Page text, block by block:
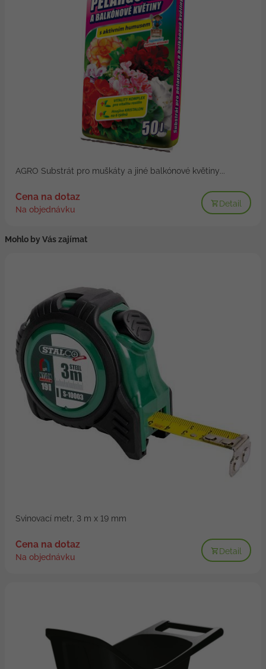
AGRO Substrát pro muškáty a jiné balkónové květiny...
Cena na dotaz
Na objednávku
Detail
Mohlo by Vás zajímat
Svinovací metr, 3 m x 19 mm
Cena na dotaz
Na objednávku
Detail